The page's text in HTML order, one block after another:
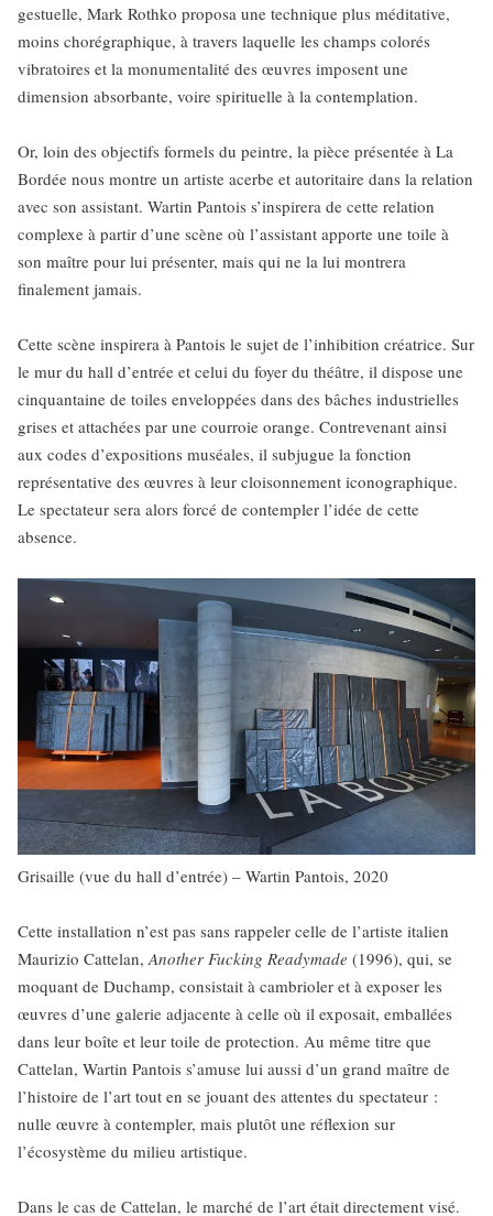
gestuelle, Mark Rothko proposa une technique plus méditative,
moins chorégraphique, à travers laquelle les champs colorés
vibratoires et la monumentalité des œuvres imposent une
dimension absorbante, voire spirituelle à la contemplation.
Or, loin des objectifs formels du peintre, la pièce présentée à La
Bordée nous montre un artiste acerbe et autoritaire dans la relation
avec son assistant. Wartin Pantois s’inspirera de cette relation
complexe à partir d’une scène où l’assistant apporte une toile à
son maître pour lui présenter, mais qui ne la lui montrera
finalement jamais.
Cette scène inspirera à Pantois le sujet de l’inhibition créatrice. Sur
le mur du hall d’entrée et celui du foyer du théâtre, il dispose une
cinquantaine de toiles enveloppées dans des bâches industrielles
grises et attachées par une courroie orange. Contrevenant ainsi
aux codes d’expositions muséales, il subjugue la fonction
représentative des œuvres à leur cloisonnement iconographique.
Le spectateur sera alors forcé de contempler l’idée de cette
absence.
Grisaille (vue du hall d’entrée) – Wartin Pantois, 2020
Cette installation n’est pas sans rappeler celle de l’artiste italien
Maurizio Cattelan, Another Fucking Readymade (1996), qui, se
moquant de Duchamp, consistait à cambrioler et à exposer les
œuvres d’une galerie adjacente à celle où il exposait, emballées
dans leur boîte et leur toile de protection. Au même titre que
Cattelan, Wartin Pantois s’amuse lui aussi d’un grand maître de
l’histoire de l’art tout en se jouant des attentes du spectateur :
nulle œuvre à contempler, mais plutôt une réflexion sur
l’écosystème du milieu artistique.
Dans le cas de Cattelan, le marché de l’art était directement visé.